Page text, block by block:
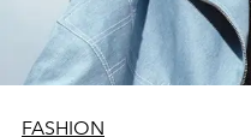
FASHION